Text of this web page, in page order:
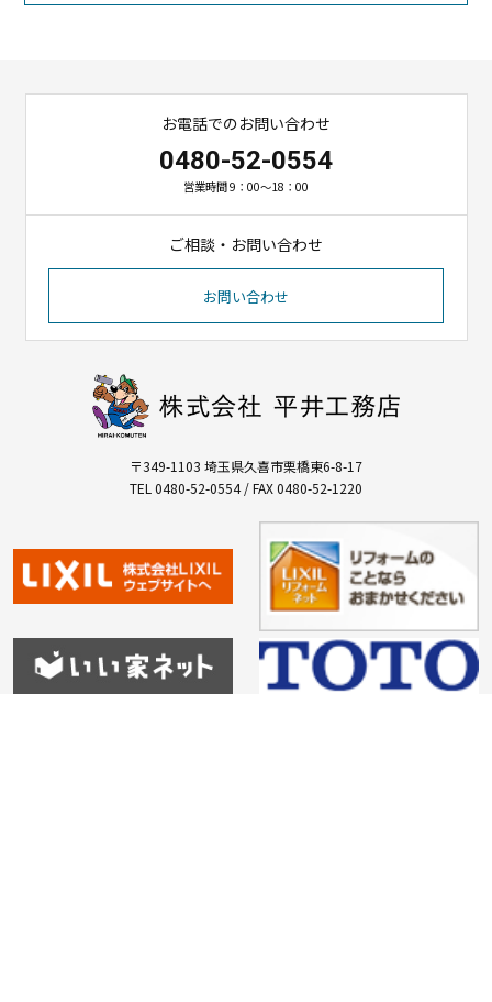
お電話でのお問い合わせ
0480-52-0554
営業時間 9：00～18：00
ご相談・お問い合わせ
お問い合わせ
〒349-1103 埼玉県久喜市栗橋東6-8-17
TEL 0480-52-0554 / FAX 0480-52-1220